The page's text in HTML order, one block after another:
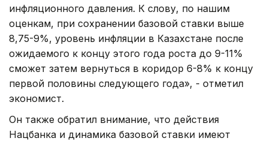
инфляционного давления. К слову, по нашим
оценкам, при сохранении базовой ставки выше
8,75-9%, уровень инфляции в Казахстане после
ожидаемого к концу этого года роста до 9-11%
сможет затем вернуться в коридор 6-8% к концу
первой половины следующего года», - отметил
экономист.
Он также обратил внимание, что действия
Нацбанка и динамика базовой ставки имеют